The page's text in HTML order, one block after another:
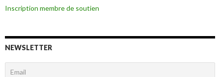
Inscription membre de soutien
NEWSLETTER